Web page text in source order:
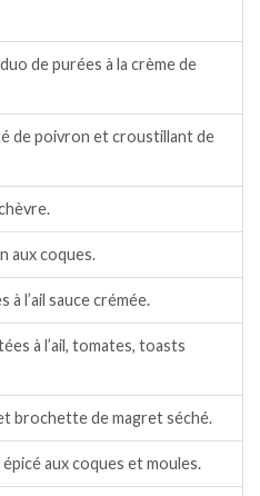
de purées à la crème de
de poivron et croustillant de
aux coques.
l’ail sauce crémée.
à l’ail, tomates, toasts
brochette de magret séché.
aux coques et moules.